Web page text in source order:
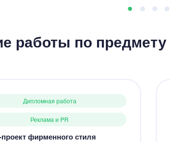
работы по предмету
Дипломная работа
Реклама и PR
фирменного стиля